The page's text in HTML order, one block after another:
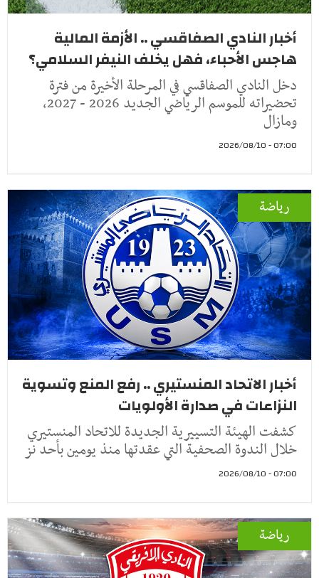
أخبار النادي الصفاقسي .. الأزمة المالية
هاجس الأحباء، فهل يخلف النيفر السلامي؟
دخل النادي الصفاقسي في المرحلة الأخيرة من فترة
تحضيراته للموسم الرياضي الجديد 2026 - 2027،
ومازال
07:00 - 2026/08/10
رياضة
أخبار الاتحاد المنستيري .. رفع المنع وتسوية
النزاعات في صدارة الأولويات
كشفت الهيئة التسييرية الجديدة للاتحاد المنستيري
خلال الندوة الصحفية التي عقدتها منذ يومين بأحد نز
07:00 - 2026/08/10
رياضة